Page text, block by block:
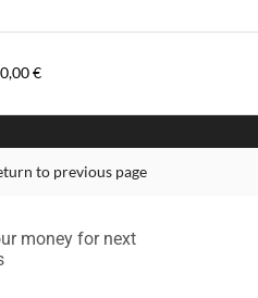
0,00€
to previous page
money for next